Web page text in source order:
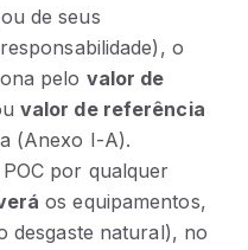
de seus
o
pelo valor de
valor de referência
(Anexo I‑A).
por qualquer
os equipamentos,
desgaste natural), no